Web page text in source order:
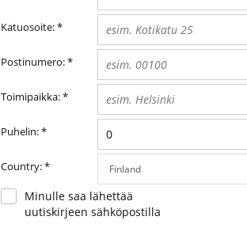
Katuosoite:*
Postinumero:*
Toimipaikka:*
Puhelin:*
Country:*
Minulle saa lähettää
uutiskirjeen sähköpostilla